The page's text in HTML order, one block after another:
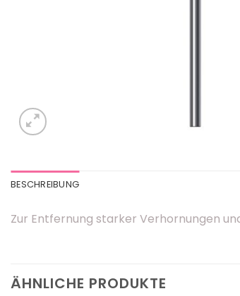
BESCHREIBUNG
Zur Entfernung starker Verhornungen
ÄHNLICHE PRODUKTE